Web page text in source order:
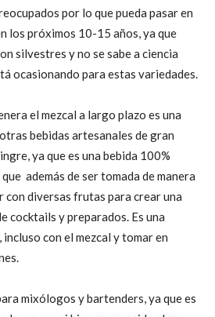
por lo que pueda pasar en
los próximos 10-15 años, ya que
silvestres y no se sabe a ciencia
ocasionando para estas variedades.
el mezcal a largo plazo es una
bebidas artesanales de gran
ya que es una bebida 100%
además de ser tomada de manera
con diversas frutas para crear una
cocktails y preparados. Es una
con el mezcal y tomar en
mixólogos y bartenders, ya que es